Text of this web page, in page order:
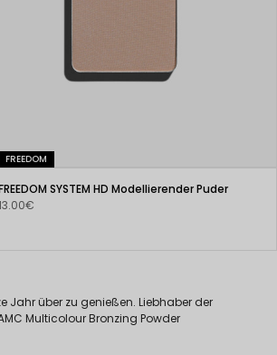
FREEDOM
SYSTEM HD Modellierender Puder
über zu genießen. Liebhaber der
Multicolour Bronzing Powder